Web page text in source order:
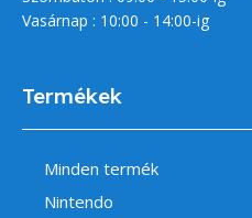
Vasárnap : 10:00 - 14:00-ig
Termékek
Minden termék
Nintendo